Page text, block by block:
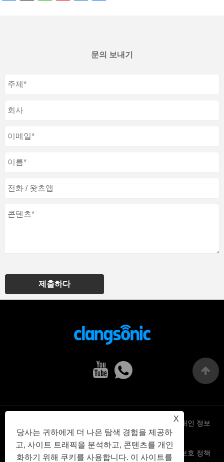
문의 보내기
제출하다
X
당사는 귀하에게 더 나은 탐색 경험을 제공하
고, 사이트 트래픽을 분석하고, 콘텐츠를 개인
화하기 위해 쿠키를 사용합니다. 이 사이트를
개인 정보
보호 정책